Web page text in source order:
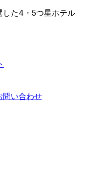
した4・5つ星ホテル
問い合わせ